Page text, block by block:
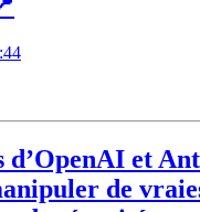
d’OpenAI et
de